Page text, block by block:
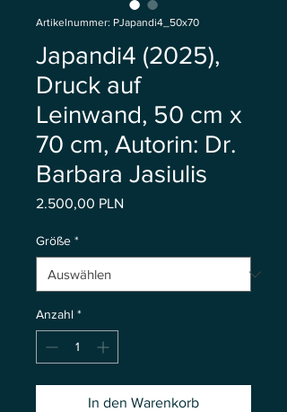
Artikelnummer: PJapandi4_50x70
Japandi4 (2025),
Druck auf
Leinwand, 50 cm x
70 cm, Autorin: Dr.
Barbara Jasiulis
2.500,00 PLN
Größe *
Anzahl *
In den Warenkorb